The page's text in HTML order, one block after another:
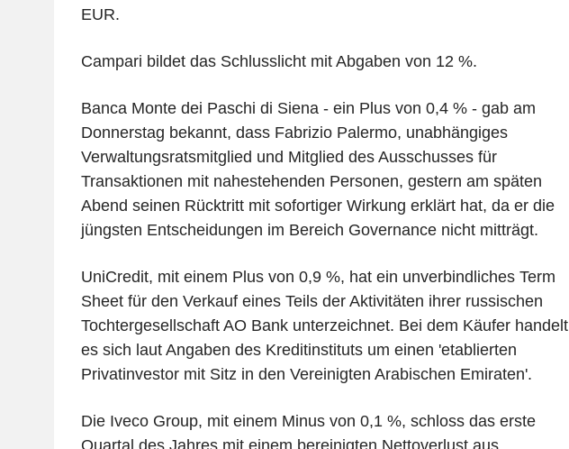
EUR.
Campari bildet das Schlusslicht mit Abgaben von 12 %.
Banca Monte dei Paschi di Siena - ein Plus von 0,4 % - gab am
Donnerstag bekannt, dass Fabrizio Palermo, unabhängiges
Verwaltungsratsmitglied und Mitglied des Ausschusses für
Transaktionen mit nahestehenden Personen, gestern am späten
Abend seinen Rücktritt mit sofortiger Wirkung erklärt hat, da er die
jüngsten Entscheidungen im Bereich Governance nicht mitträgt.
UniCredit, mit einem Plus von 0,9 %, hat ein unverbindliches Term
Sheet für den Verkauf eines Teils der Aktivitäten ihrer russischen
Tochtergesellschaft AO Bank unterzeichnet. Bei dem Käufer handelt
es sich laut Angaben des Kreditinstituts um einen 'etablierten
Privatinvestor mit Sitz in den Vereinigten Arabischen Emiraten'.
Die Iveco Group, mit einem Minus von 0,1 %, schloss das erste
Quartal des Jahres mit einem bereinigten Nettoverlust aus